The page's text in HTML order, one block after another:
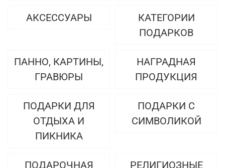
АКСЕССУАРЫ
КАТЕГОРИИ
ПОДАРКОВ
ПАННО, КАРТИНЫ,
ГРАВЮРЫ
НАГРАДНАЯ
ПРОДУКЦИЯ
ПОДАРКИ ДЛЯ
ОТДЫХА И
ПИКНИКА
ПОДАРКИ С
СИМВОЛИКОЙ
ПОДАРОЧНАЯ
РЕЛИГИОЗНЫЕ